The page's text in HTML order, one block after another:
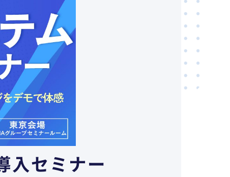
社員でつくる 明るく楽しく元気に
前向きブログ
入セミナー